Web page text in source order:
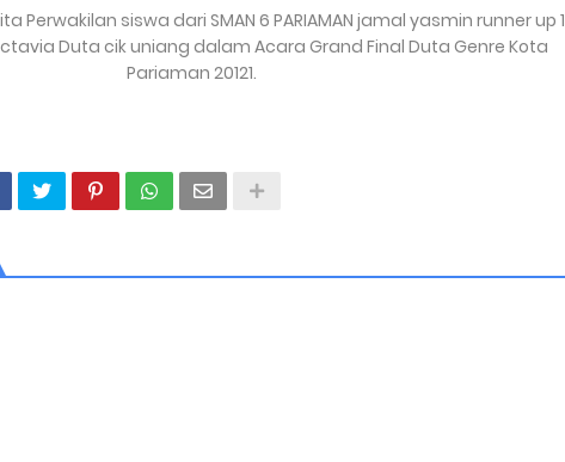
Perwakilan siswa dari SMAN 6 PARIAMAN jamal yasmin runner up 1
Duta cik uniang dalam Acara Grand Final Duta Genre Kota
Pariaman 20121.